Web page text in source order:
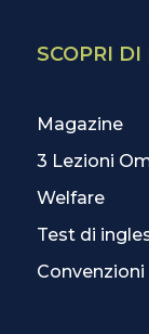
SCOPRI DI
Magazine
3 Lezioni
Welfare
Test di